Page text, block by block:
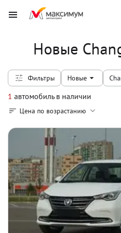
Новые
Фильтры Новые
1 автомобильв наличии
Цена по возрастанию